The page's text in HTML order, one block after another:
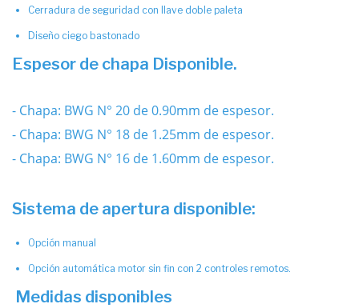
Cerradura de seguridad con llave doble paleta
Diseño ciego bastonado
Espesor de chapa Disponible.
- Chapa: BWG N° 20 de 0.90mm de espesor.
- Chapa: BWG N° 18 de 1.25mm de espesor.
- Chapa: BWG N° 16 de 1.60mm de espesor.
Sistema de apertura disponible:
Opción manual
Opción automática motor sin fin con 2 controles remotos.
Medidas disponibles